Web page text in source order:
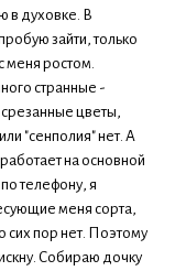
в духовке. В
зайти, только
меня ростом.
странные -
цветы,
"сенполия" нет. А
на основной
телефону, я
меня сорта,
сих пор нет. Поэтому
Собираю дочку